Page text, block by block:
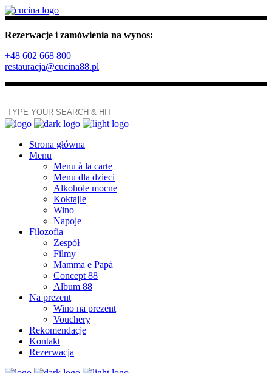
Rezerwacje i zamówienia na wynos:
+48 602 668 800
restauracja@cucina88.pl
Strona główna
Menu
Menu à la carte
Menu dla dzieci
Alkohole mocne
Koktajle
Wino
Napoje
Filozofia
Zespół
Filmy
Mamma e Papà
Concept 88
Album 88
Na prezent
Wino na prezent
Vouchery
Rekomendacje
Kontakt
Rezerwacja